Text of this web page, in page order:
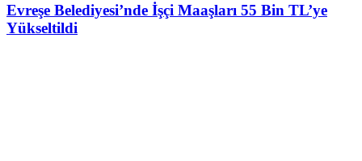
Evreşe Belediyesi’nde İşçi Maaşları 55 Bin TL’ye
Yükseltildi